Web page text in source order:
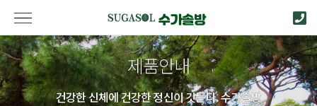
제품안내
건강한 신체에 건강한 정신이 깃든다. 수가솔방